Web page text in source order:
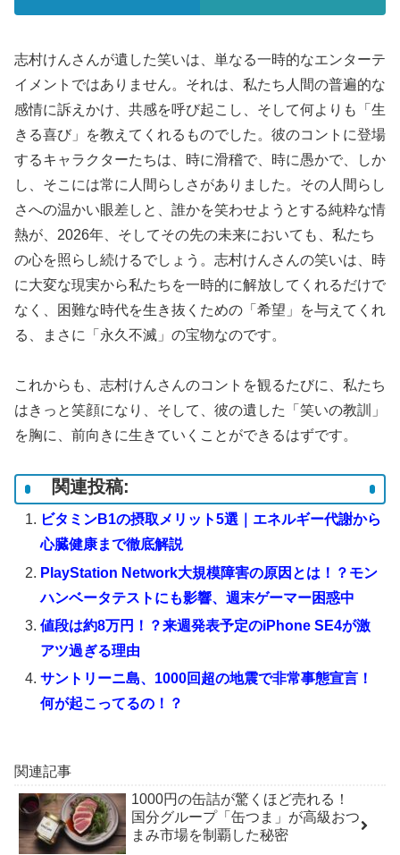
志村けんさんが遺した笑いは、単なる一時的なエンターテ
イメントではありません。それは、私たち人間の普遍的な
感情に訴えかけ、共感を呼び起こし、そして何よりも「生
きる喜び」を教えてくれるものでした。彼のコントに登場
するキャラクターたちは、時に滑稽で、時に愚かで、しか
し、そこには常に人間らしさがありました。その人間らし
さへの温かい眼差しと、誰かを笑わせようとする純粋な情
熱が、2026年、そしてその先の未来においても、私たち
の心を照らし続けるでしょう。志村けんさんの笑いは、時
に大変な現実から私たちを一時的に解放してくれるだけで
なく、困難な時代を生き抜くための「希望」を与えてくれ
る、まさに「永久不滅」の宝物なのです。
これからも、志村けんさんのコントを観るたびに、私たち
はきっと笑顔になり、そして、彼の遺した「笑いの教訓」
を胸に、前向きに生きていくことができるはずです。
関連投稿:
ビタミンB1の摂取メリット5選｜エネルギー代謝から
心臓健康まで徹底解説
PlayStation Network大規模障害の原因とは！？モン
ハンベータテストにも影響、週末ゲーマー困惑中
値段は約8万円！？来週発表予定のiPhone SE4が激
アツ過ぎる理由
サントリーニ島、1000回超の地震で非常事態宣言！
何が起こってるの！？
関連記事
1000円の缶詰が驚くほど売れる！
国分グループ「缶つま」が高級おつ
まみ市場を制覇した秘密